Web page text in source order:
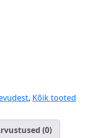
, Kõik tooted
(0)